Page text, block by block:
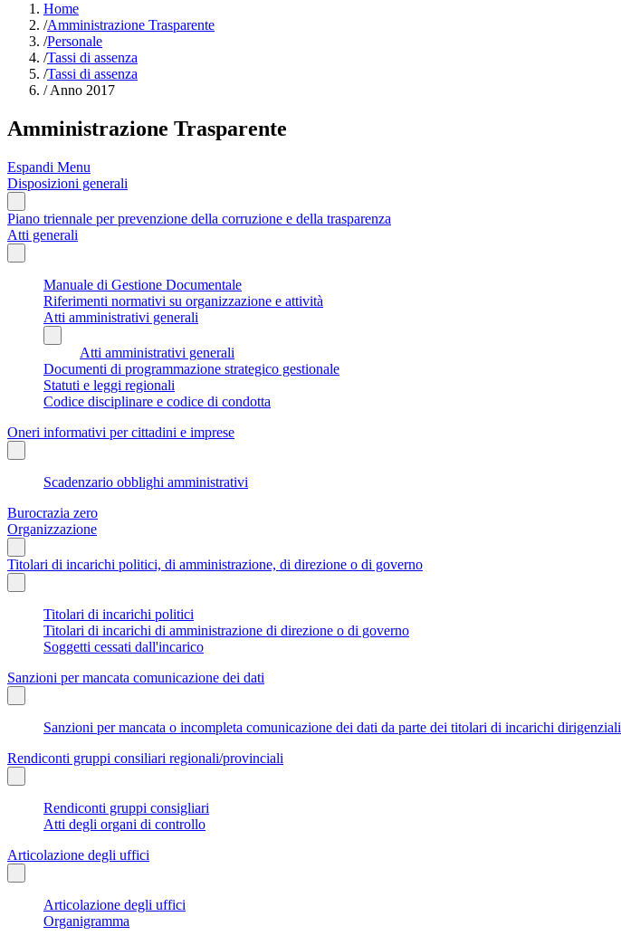
Home
/Amministrazione Trasparente
/Personale
/Tassi di assenza
/Tassi di assenza
/Anno 2017
Amministrazione Trasparente
Espandi Menu
Disposizioni generali
Piano triennale per prevenzione della corruzione e della trasparenza
Atti generali
Manuale di Gestione Documentale
Riferimenti normativi su organizzazione e attività
Atti amministrativi generali
Atti amministrativi generali
Documenti di programmazione strategico gestionale
Statuti e leggi regionali
Codice disciplinare e codice di condotta
Oneri informativi per cittadini e imprese
Scadenzario obblighi amministrativi
Burocrazia zero
Organizzazione
Titolari di incarichi politici, di amministrazione, di direzione o di governo
Titolari di incarichi politici
Titolari di incarichi di amministrazione di direzione o di governo
Soggetti cessati dall'incarico
Sanzioni per mancata comunicazione dei dati
Sanzioni per mancata o incompleta comunicazione dei dati da parte dei titolari di incarichi dirigenziali
Rendiconti gruppi consiliari regionali/provinciali
Rendiconti gruppi consigliari
Atti degli organi di controllo
Articolazione degli uffici
Articolazione degli uffici
Organigramma